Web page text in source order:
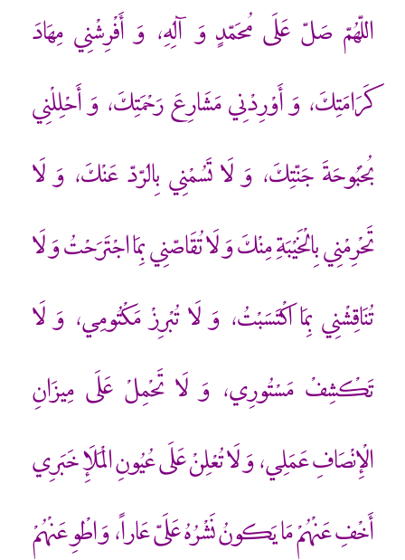
اللّهُمّ صَلّ عَلَى مُحَمّدٍ وَ آلِهِ، وَ أَفْرِشْنِي مِهَادَ
كَرَامَتِكَ، وَ أَوْرِدْنِي مَشَارِعَ رَحْمَتِكَ، وَ أَحْلِلْنِي
بُحْبُوحَةَ جَنّتِكَ، وَ لَا تَسُمْنِي بِالرّدّ عَنْكَ، وَ لَا
تَحْرِمْنِي بِالْخَيْبَةِ مِنْكَ وَ لَا تُقَاصّنِي بِمَا اجْتَرَحْتُ وَ لَا
تُنَاقِشْنِي بِمَا اكْتَسَبْتُ، وَ لَا تُبْرِزْ مَكْتُومِي، وَ لَا
تَكْشِفْ مَسْتُورِي، وَ لَا تَحْمِلْ عَلَى مِيزَانِ
الْإِنْصَافِ عَمَلِي، وَ لَا تُعْلِنْ عَلَى عُيُونِ الْمَلَإِ خَبَرِي‏
أَخْفِ عَنْهُمْ مَا يَكونُ نَشْرُهُ عَلَيّ عَاراً، وَ اطْوِ عَنْهُمْ